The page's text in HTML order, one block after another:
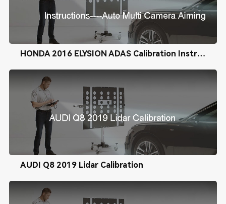
HONDA 2016 ELYSION ADAS Calibration Instructions----Auto Multi Camera Aiming
AUDI Q8 2019 Lidar Calibration